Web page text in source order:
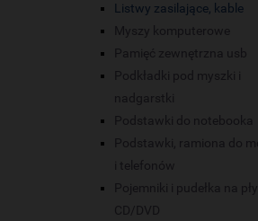
Listwy zasilające, kable
Myszy komputerowe
Pamięć zewnętrzna usb
Podkładki pod myszki i
nadgarstki
Podstawki do notebooka
Podstawki, ramiona do
i telefonów
Pojemniki i pudełka na
CD/DVD